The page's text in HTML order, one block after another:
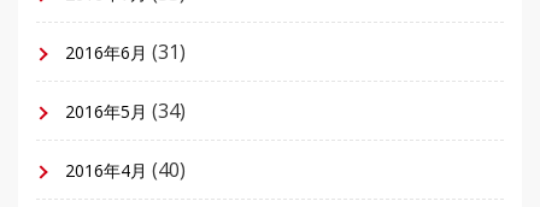
2016年6月 (31)
2016年5月 (34)
2016年4月 (40)